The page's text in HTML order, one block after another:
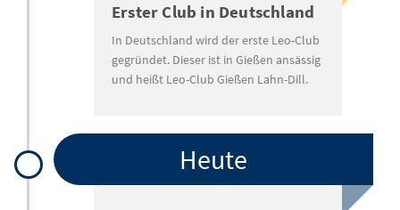
Erster Club in Deutschland
In Deutschland wird der erste Leo-Club
gegründet. Dieser ist in Gießen ansässig
und heißt Leo-Club Gießen Lahn-Dill.
Heute